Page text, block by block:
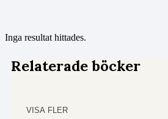
Inga resultat hittades.
Relaterade böcker
VISA FLER